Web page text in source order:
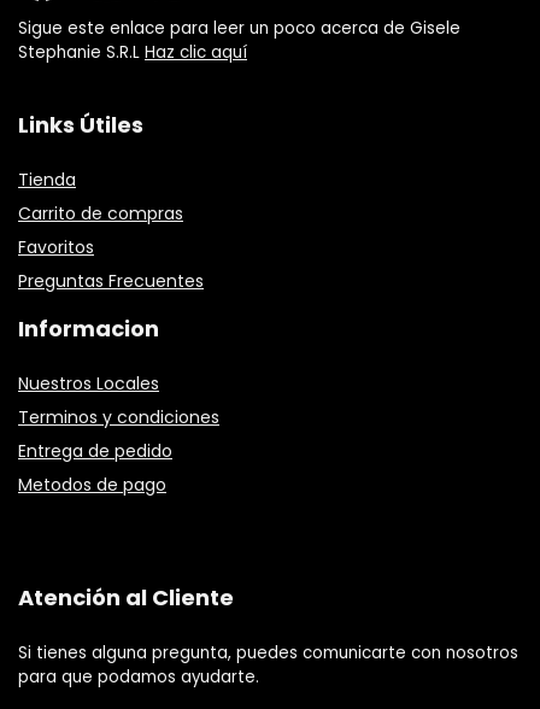
Sigue este enlace para leer un poco acerca de Gisele
Stephanie S.R.L Haz clic aquí
Links Útiles
Tienda
Carrito de compras
Favoritos
Preguntas Frecuentes
Informacion
Nuestros Locales
Terminos y condiciones
Entrega de pedido
Metodos de pago
Atención al Cliente
Si tienes alguna pregunta, puedes comunicarte con nosotros
para que podamos ayudarte.